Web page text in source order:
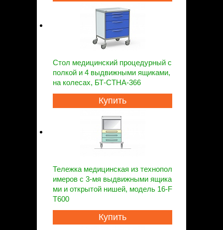
Стол медицинский процедурный с
полкой и 4 выдвижными ящиками,
на колесах, БТ-СТНА-366
Купить
Тележка медицинская из технопол
имеров с 3-мя выдвижными ящика
ми и открытой нишей, модель 16-F
T600
Купить